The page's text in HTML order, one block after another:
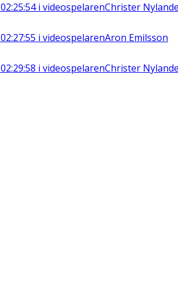
02:25:54i videospelarenChrister
02:27:55 i videospelarenAron Emilsson
02:29:58 i videospelarenChrister